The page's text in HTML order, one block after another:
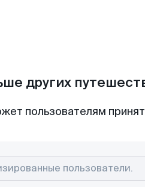
других
пользователям